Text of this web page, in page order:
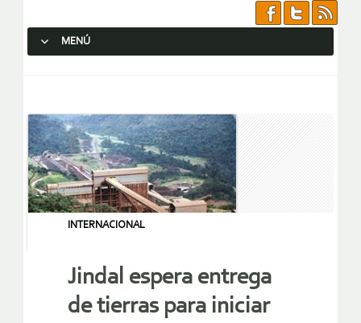
MENÚ
INTERNACIONAL
Jindal espera entrega
de tierras para iniciar